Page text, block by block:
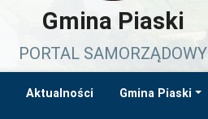
Gmina Piaski
PORTAL SAMORZĄDOWY
Aktualności Gmina Piaski